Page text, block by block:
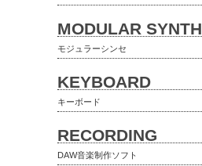
MODULAR SYNTH
モジュラーシンセ
KEYBOARD
キーボード
RECORDING
DAW音楽制作ソフト